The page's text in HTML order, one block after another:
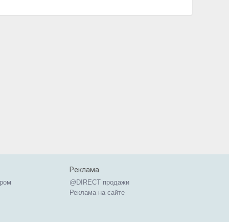
Реклама
@DIRECT продажи
Реклама на сайте